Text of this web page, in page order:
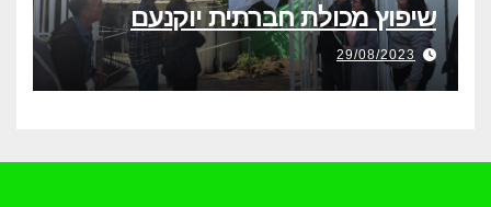
שיפוץ מכולת חברתית יוקנעם
29/08/2023